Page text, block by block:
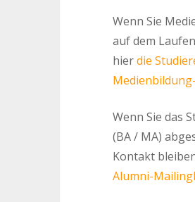
Wenn Sie
auf dem
hierdie
Wenn Sie das
(BA / MA)
Kontakt
Alumni-